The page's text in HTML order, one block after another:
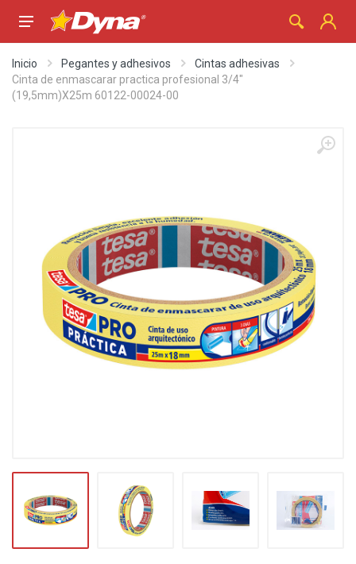
Inicio Pegantes y adhesivos
Cintas adhesivas
Cinta de enmascarar practica profesional 3/4"
(19,5mm)X25m 60122-00024-00